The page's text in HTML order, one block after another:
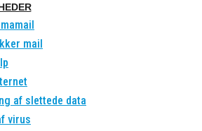
mail
af slettede data
virus